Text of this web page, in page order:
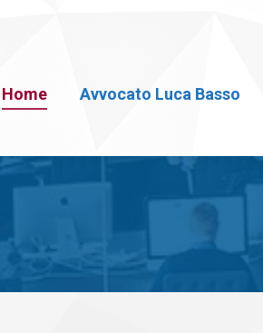
Home Avvocato Luca Basso